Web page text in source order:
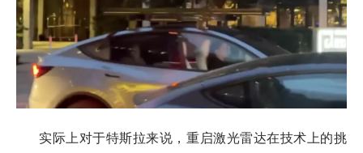
实际上对于特斯拉来说，重启激光雷达在技术上的挑